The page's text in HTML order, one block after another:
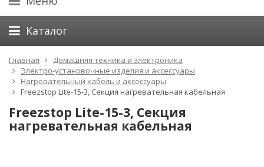
Каталог
Главная
Домашняя техника и электроника
Электро-установочные изделия и аксессуары
Нагревательный кабель и аксессуары
Freezstop Lite-15-3, Секция нагревательная кабельная
Freezstop Lite-15-3, Секция
нагревательная кабельная